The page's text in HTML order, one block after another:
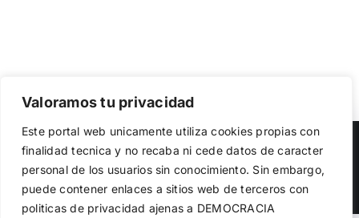
Valoramos tu privacidad
Este portal web unicamente utiliza cookies propias con
finalidad tecnica y no recaba ni cede datos de caracter
personal de los usuarios sin conocimiento. Sin embargo,
puede contener enlaces a sitios web de terceros con
politicas de privacidad ajenas a DEMOCRACIA
Copyright 2023 | Democracia Nacional | All Rights Reserved
Facebook
TwitterInstagram
el funcionamiento de la web, medir su uso y mejorar
nuestros servicios. Puede aceptar todas las cookies,
rechazar las no necesarias o configurar sus preferencias.
Política de cookies